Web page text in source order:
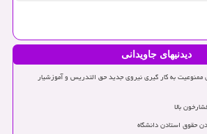
دیدنیهای جاویدانی
به کار گیری نیروی جدید حق التدریس و آموزشیار
بالا
حقوق استادن دانشگاه